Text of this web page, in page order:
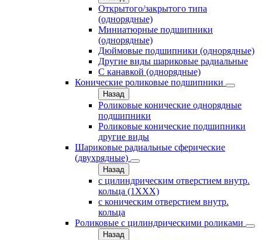
Открытого/закрытого типа
(однорядные)
Миниатюрные подшипники
(однорядные)
Дюймовые подшипники (однорядные)
Другие виды шариковые радиальные
С канавкой (однорядные)
Конические роликовые подшипники
Назад
Роликовые конические однорядные
подшипники
Роликовые конические подшипники
другие виды
Шариковые радиальные сферические
(двухрядные)
Назад
с цилиндрическим отверстием внутр.
кольца (1ХХХ)
с коническим отверстием внутр.
кольца
Роликовые с цилиндрическими роликами
Назад